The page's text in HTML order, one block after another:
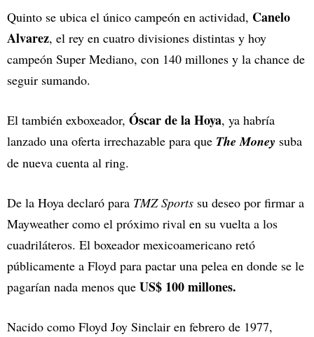
Quinto se ubica el único campeón en actividad, Canelo
Alvarez, el rey en cuatro divisiones distintas y hoy
campeón Super Mediano, con 140 millones y la chance de
seguir sumando.
El también exboxeador, Óscar de la Hoya, ya habría
lanzado una oferta irrechazable para que The Money suba
de nueva cuenta al ring.
De la Hoya declaró para TMZ Sports su deseo por firmar a
Mayweather como el próximo rival en su vuelta a los
cuadriláteros. El boxeador mexicoamericano retó
públicamente a Floyd para pactar una pelea en donde se le
pagarían nada menos que US$ 100 millones.
Nacido como Floyd Joy Sinclair en febrero de 1977,